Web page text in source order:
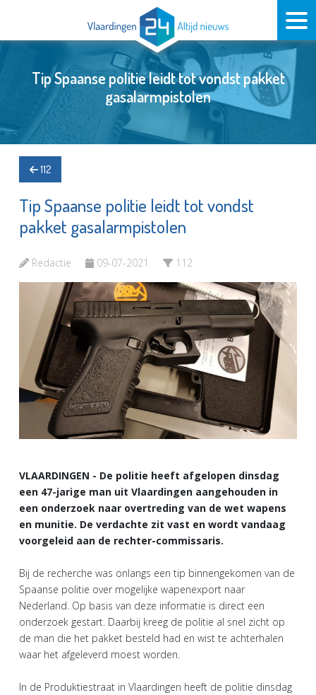
Tip Spaanse politie leidt tot vondst pakket
gasalarmpistolen
112
Tip Spaanse politie leidt tot vondst
pakket gasalarmpistolen
Redactie 09-07-2021 112
VLAARDINGEN - De politie heeft afgelopen dinsdag
een 47-jarige man uit Vlaardingen aangehouden in
een onderzoek naar overtreding van de wet wapens
en munitie. De verdachte zit vast en wordt vandaag
voorgeleid aan de rechter-commissaris.
Bij de recherche was onlangs een tip binnengekomen van de
Spaanse politie over mogelijke wapenexport naar
Nederland. Op basis van deze informatie is direct een
onderzoek gestart. Daarbij kreeg de politie al snel zicht op
de man die het pakket besteld had en wist te achterhalen
waar het afgeleverd moest worden.
In de Produktiestraat in Vlaardingen heeft de politie dinsdag